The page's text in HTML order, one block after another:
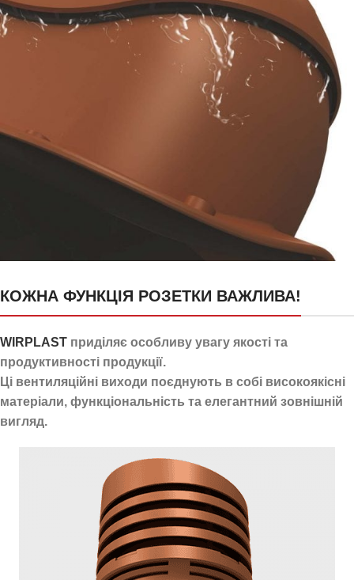
24 канали для відведення
конденсату
КОЖНА ФУНКЦІЯ РОЗЕТКИ ВАЖЛИВА!
WIRPLAST приділяє особливу увагу якості та
продуктивності продукції.
Ці вентиляційні виходи поєднують в собі високоякісні
матеріали, функціональність та елегантний зовнішній
вигляд.